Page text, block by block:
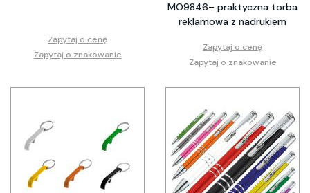
Zapytaj o cenę
Zapytaj o znakowanie
MO9846– praktyczna torba
reklamowa z nadrukiem
Zapytaj o cenę
Zapytaj o znakowanie